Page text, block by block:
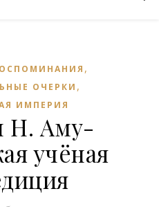
,
ОЧЕРКИ ,
ИМПЕРИЯ
Н. Аму-
учёная